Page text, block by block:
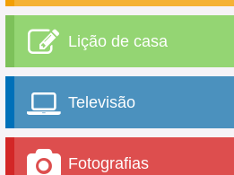
Lição de casa
Televisão
Fotografias